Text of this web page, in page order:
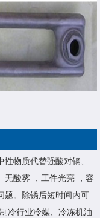
物质代替强酸对钢、
无酸雾 ，工件光亮 ，容
题。除锈后短时间内可
冷行业冷媒、冷冻机油